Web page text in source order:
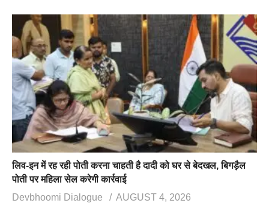
लिव-इन में रह रही पोती करना चाहती है दादी को घर से बेदखल, बिगड़ैल
पोती पर महिला सेल करेगी कार्रवाई
Devbhoomi Dialogue
AUGUST 4, 2026